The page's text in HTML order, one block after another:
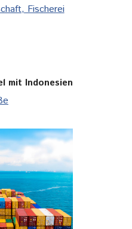
Fischerei
mit Indonesien